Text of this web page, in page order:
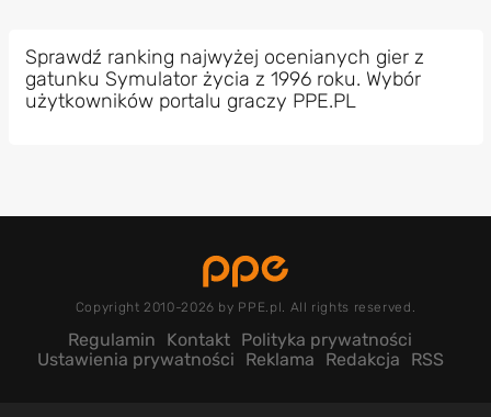
Sprawdź ranking najwyżej ocenianych gier z
gatunku Symulator życia z 1996 roku. Wybór
użytkowników portalu graczy PPE.PL
Copyright 2010-2026 by PPE.pl. All rights reserved.
Regulamin Kontakt Polityka prywatności
Ustawienia prywatności
Reklama Redakcja RSS